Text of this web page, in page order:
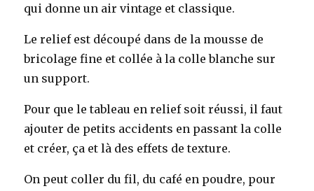
qui donne un air vintage et classique.
Le relief est découpé dans de la mousse de
bricolage fine et collée à la colle blanche sur
un support.
Pour que le tableau en relief soit réussi, il faut
ajouter de petits accidents en passant la colle
et créer, ça et là des effets de texture.
On peut coller du fil, du café en poudre, pour